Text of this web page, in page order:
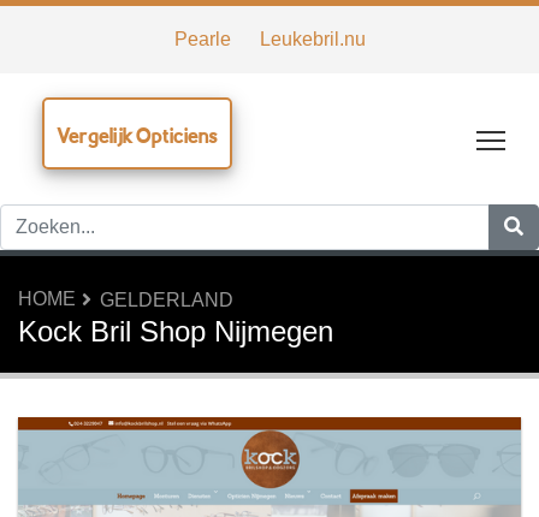
Pearle Leukebril.nu
Vergelijk Opticiens
HOME GELDERLAND
Kock Bril Shop Nijmegen